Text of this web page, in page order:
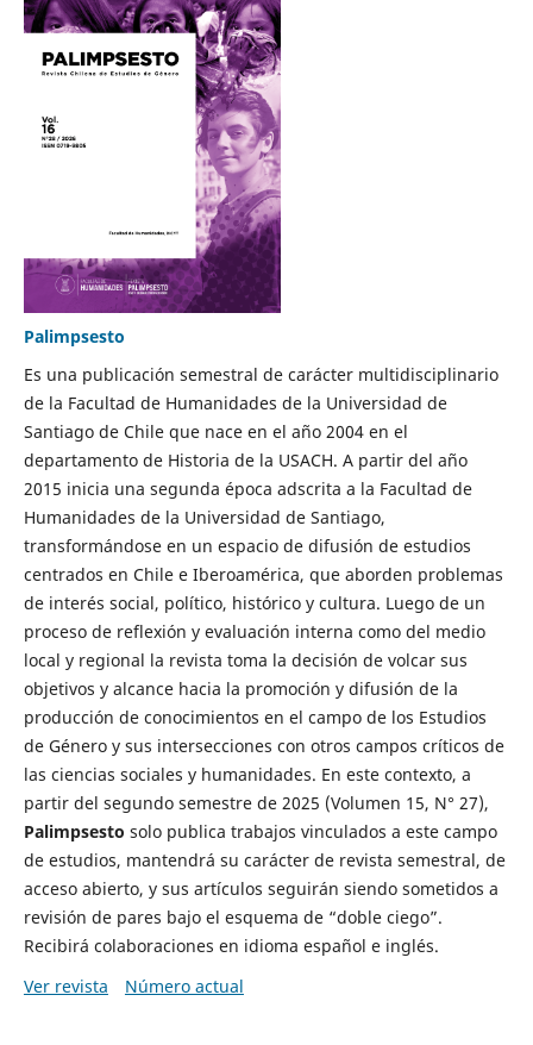
Palimpsesto
Es una publicación semestral de carácter multidisciplinario
de la Facultad de Humanidades de la Universidad de
Santiago de Chile que nace en el año 2004 en el
departamento de Historia de la USACH. A partir del año
2015 inicia una segunda época adscrita a la Facultad de
Humanidades de la Universidad de Santiago,
transformándose en un espacio de difusión de estudios
centrados en Chile e Iberoamérica, que aborden problemas
de interés social, político, histórico y cultura. Luego de un
proceso de reflexión y evaluación interna como del medio
local y regional la revista toma la decisión de volcar sus
objetivos y alcance hacia la promoción y difusión de la
producción de conocimientos en el campo de los Estudios
de Género y sus intersecciones con otros campos críticos de
las ciencias sociales y humanidades. En este contexto, a
partir del segundo semestre de 2025 (Volumen 15, N° 27),
Palimpsesto solo publica trabajos vinculados a este campo
de estudios, mantendrá su carácter de revista semestral, de
acceso abierto, y sus artículos seguirán siendo sometidos a
revisión de pares bajo el esquema de “doble ciego”.
Recibirá colaboraciones en idioma español e inglés.
Ver revista
Número actual